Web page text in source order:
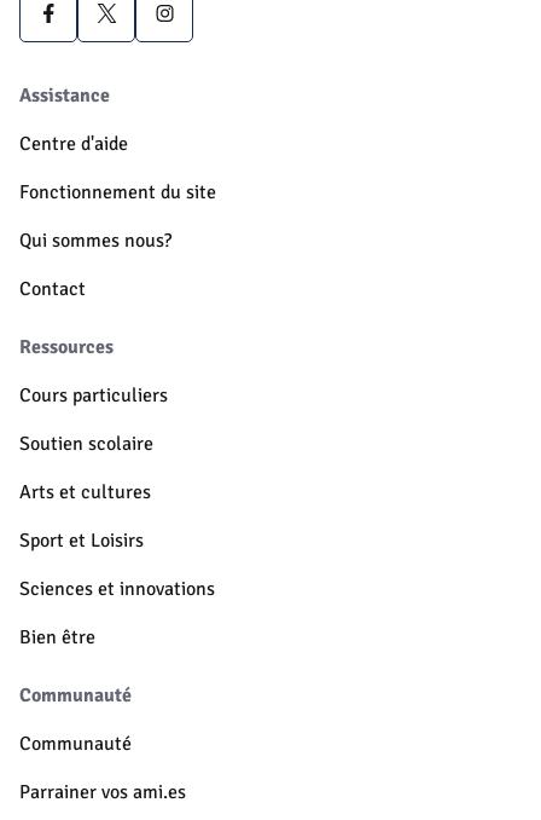
Assistance
Centre d'aide
Fonctionnement du site
Qui sommes nous?
Contact
Ressources
Cours particuliers
Soutien scolaire
Arts et cultures
Sport et Loisirs
Sciences et innovations
Bien être
Communauté
Communauté
Parrainer vos ami.es